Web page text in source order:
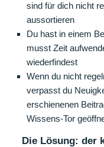
sind für dich nicht
aussortieren
Du hast in einem
musst Zeit
wiederfindest
Wenn du nicht
verpasst du
erschienenen
Wissens-Tor
Die Lösung: der